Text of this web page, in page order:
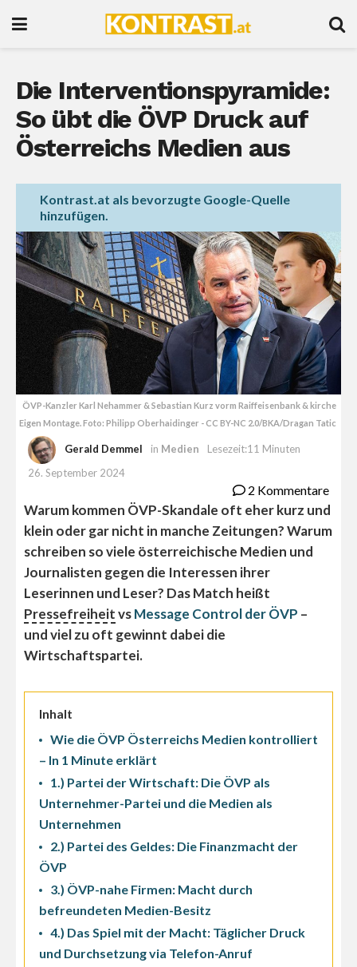
Die Interventionspyramide:
So übt die ÖVP Druck auf
Österreichs Medien aus
Kontrast.at als bevorzugte Google-Quelle
hinzufügen.
ÖVP-Kanzler Karl Nehammer & Sebastian Kurz vorm Raiffeisenbank & kirche
Eigen Montage. Foto: Philipp Oberhaidinger - CC BY-NC 2.0/BKA/Dragan Tatic
Gerald Demmel in Medien
Lesezeit:11 Minuten
26. September 2024
2 Kommentare
Warum kommen ÖVP-Skandale oft eher kurz und
klein oder gar nicht in manche Zeitungen? Warum
schreiben so viele österreichische Medien und
Journalisten gegen die Interessen ihrer
Leserinnen und Leser? Das Match heißt
PressefreiheitvsMessage Control der ÖVP –
und viel zu oft gewinnt dabei die
Wirtschaftspartei.
Inhalt
Wie die ÖVP Österreichs Medien kontrolliert
– In 1 Minute erklärt
1.) Partei der Wirtschaft: Die ÖVP als
Unternehmer-Partei und die Medien als
Unternehmen
2.) Partei des Geldes: Die Finanzmacht der
ÖVP
3.) ÖVP-nahe Firmen: Macht durch
befreundeten Medien-Besitz
4.) Das Spiel mit der Macht: Täglicher Druck
und Durchsetzung via Telefon-Anruf